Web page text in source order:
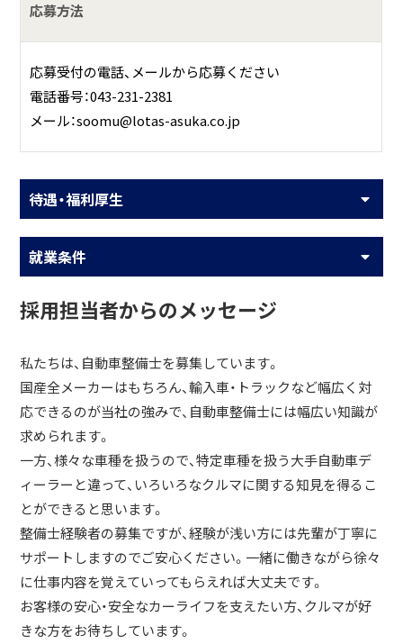
応募方法
応募受付の電話、メールから応募ください
電話番号：043-231-2381
メール：soomu@lotas-asuka.co.jp
待遇・福利厚生
就業条件
採用担当者からのメッセージ
私たちは、自動車整備士を募集しています。
国産全メーカーはもちろん、輸入車・トラックなど幅広く対
応できるのが当社の強みで、自動車整備士には幅広い知識が
求められます。
一方、様々な車種を扱うので、特定車種を扱う大手自動車デ
ィーラーと違って、いろいろなクルマに関する知見を得るこ
とができると思います。
整備士経験者の募集ですが、経験が浅い方には先輩が丁寧に
サポートしますのでご安心ください。一緒に働きながら徐々
に仕事内容を覚えていってもらえれば大丈夫です。
お客様の安心・安全なカーライフを支えたい方、クルマが好
きな方をお待ちしています。